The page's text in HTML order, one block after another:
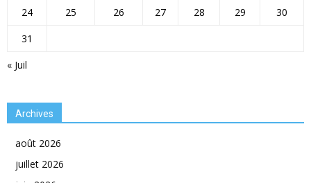
« Juil
24
25 26 27 28 29
30
31
Archives
août 2026
juillet 2026